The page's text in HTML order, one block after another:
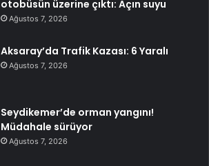
otobüsün üzerine çıktı: Açın suyu
Ağustos 7, 2026
Aksaray’da Trafik Kazası: 6 Yaralı
Ağustos 7, 2026
Seydikemer’de orman yangını!
Müdahale sürüyor
Ağustos 7, 2026